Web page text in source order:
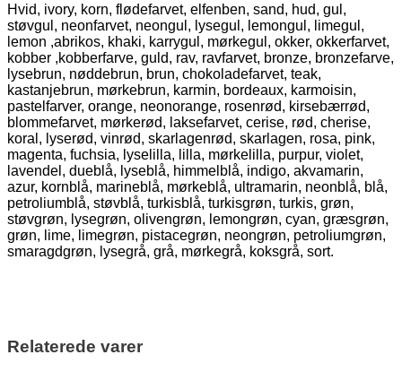
Hvid, ivory, korn, flødefarvet, elfenben, sand, hud, gul,
støvgul, neonfarvet, neongul, lysegul, lemongul, limegul,
lemon ,abrikos, khaki, karrygul, mørkegul, okker, okkerfarvet,
kobber ,kobberfarve, guld, rav, ravfarvet, bronze, bronzefarve,
lysebrun, nøddebrun, brun, chokoladefarvet, teak,
kastanjebrun, mørkebrun, karmin, bordeaux, karmoisin,
pastelfarver, orange, neonorange, rosenrød, kirsebærrød,
blommefarvet, mørkerød, laksefarvet, cerise, rød, cherise,
koral, lyserød, vinrød, skarlagenrød, skarlagen, rosa, pink,
magenta, fuchsia, lyselilla, lilla, mørkelilla, purpur, violet,
lavendel, dueblå, lyseblå, himmelblå, indigo, akvamarin,
azur, kornblå, marineblå, mørkeblå, ultramarin, neonblå, blå,
petroliumblå, støvblå, turkisblå, turkisgrøn, turkis, grøn,
støvgrøn, lysegrøn, olivengrøn, lemongrøn, cyan, græsgrøn,
grøn, lime, limegrøn, pistacegrøn, neongrøn, petroliumgrøn,
smaragdgrøn, lysegrå, grå, mørkegrå, koksgrå, sort.
Relaterede varer